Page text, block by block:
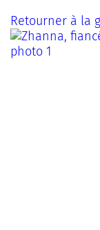
Retourner à la